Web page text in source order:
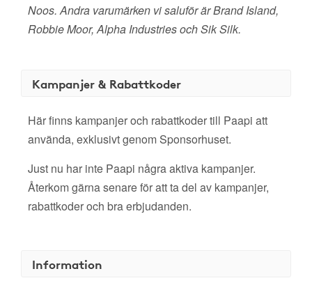
Noos. Andra varumärken vi saluför är Brand Island,
Robbie Moor, Alpha Industries och Sik Silk.
Kampanjer & Rabattkoder
Här finns kampanjer och rabattkoder till Paapi att
använda, exklusivt genom Sponsorhuset.
Just nu har inte Paapi några aktiva kampanjer.
Återkom gärna senare för att ta del av kampanjer,
rabattkoder och bra erbjudanden.
Information